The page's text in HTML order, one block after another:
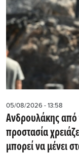
05/08/2026 - 13:58
Ανδρουλάκης από
προστασία
μπορεί να μένει